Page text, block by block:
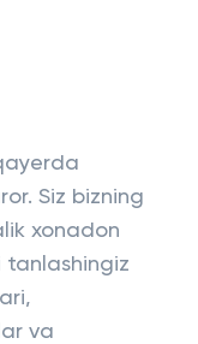
Siz bizning
xonadon
tanlashingiz
va